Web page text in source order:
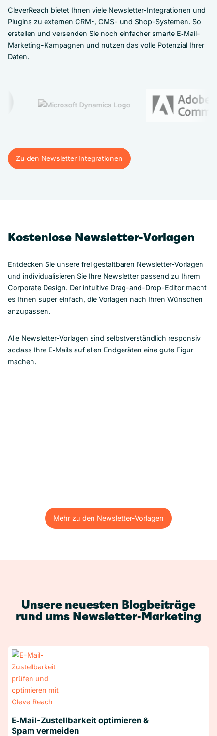
CleverReach bietet Ihnen viele Newsletter-Integrationen und
Plugins zu externen CRM-, CMS- und Shop-Systemen. So
erstellen und versenden Sie noch einfacher smarte E‑Mail-
Marketing-Kampagnen und nutzen das volle Potenzial Ihrer
Daten.
Zu den Newsletter Integrationen
Zu den Newsletter Integrationen
Kostenlose Newsletter-Vorlagen
Entdecken Sie unsere frei gestaltbaren Newsletter-Vorlagen
und individualisieren Sie Ihre Newsletter passend zu Ihrem
Corporate Design. Der intuitive Drag-and-Drop-Editor macht
es Ihnen super einfach, die Vorlagen nach Ihren Wünschen
anzupassen.
Alle Newsletter-Vorlagen sind selbstverständlich responsiv,
sodass Ihre E‑Mails auf allen Endgeräten eine gute Figur
machen.
Mehr zu den Newsletter-Vorlagen
Mehr zu den Newsletter-Vorlagen
Unsere neuesten Blogbeiträge
rund ums Newsletter-Marketing
E‑Mail-Zustellbarkeit optimieren &
Spam vermeiden